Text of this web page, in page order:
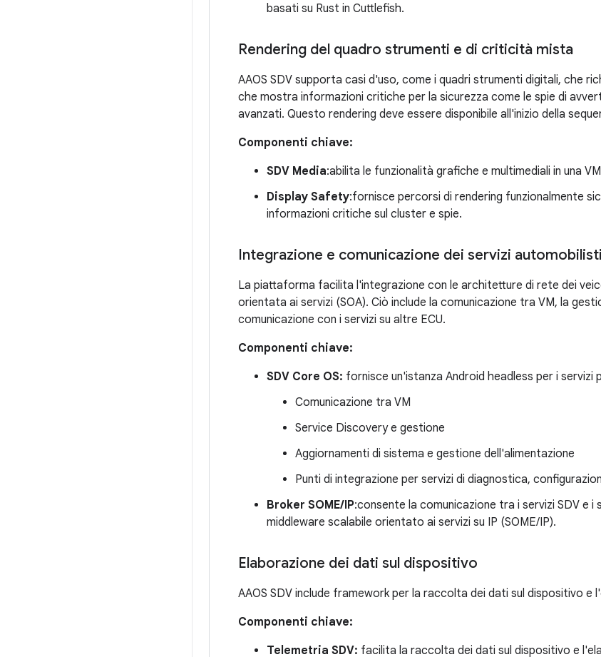
basati su Rust in Cuttlefish.
Rendering del quadro strumenti e di criticità mista
AAOS SDV supporta casi d'uso, come i quadri strumenti digitali, che
che mostra informazioni critiche per la sicurezza come le spie di
avanzati. Questo rendering deve essere disponibile all'inizio della
Componenti chiave:
SDV Media:abilita le funzionalità grafiche e multimediali in una
Display Safety:fornisce percorsi di rendering funzionalmente
informazioni critiche sul cluster e spie.
Integrazione e comunicazione dei servizi
La piattaforma facilita l'integrazione con le architetture di rete dei
orientata ai servizi (SOA). Ciò include la comunicazione tra VM, la
comunicazione con i servizi su altre ECU.
Componenti chiave:
SDV Core OS: fornisce un'istanza Android headless per i servizi
Comunicazione tra VM
Service Discovery e gestione
Aggiornamenti di sistema e gestione dell'alimentazione
Punti di integrazione per servizi di diagnostica,
Broker SOME/IP:consente la comunicazione tra i servizi SDV e i
middleware scalabile orientato ai servizi su IP (SOME/IP).
Elaborazione dei dati sul dispositivo
AAOS SDV include framework per la raccolta dei dati sul dispositivo e
Componenti chiave:
Telemetria SDV: facilita la raccolta dei dati sul dispositivo e